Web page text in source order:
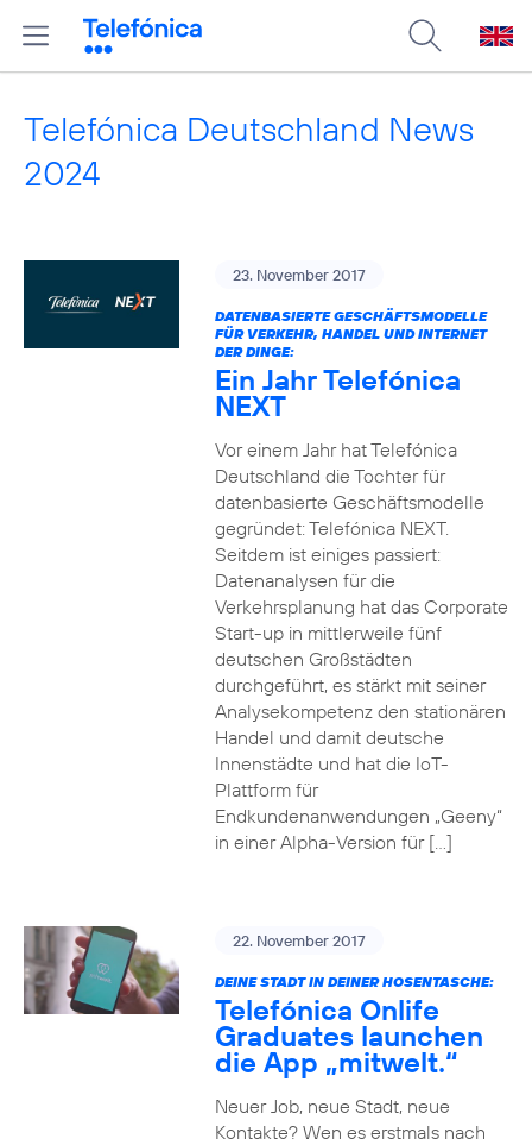
Telefónica Deutschland News
2024
23. November 2017
DATENBASIERTE GESCHÄFTSMODELLE
FÜR VERKEHR, HANDEL UND INTERNET
DER DINGE:
Ein Jahr Telefónica
NEXT
Vor einem Jahr hat Telefónica
Deutschland die Tochter für
datenbasierte Geschäftsmodelle
gegründet: Telefónica NEXT.
Seitdem ist einiges passiert:
Datenanalysen für die
Verkehrsplanung hat das Corporate
Start-up in mittlerweile fünf
deutschen Großstädten
durchgeführt, es stärkt mit seiner
Analysekompetenz den stationären
Handel und damit deutsche
Innenstädte und hat die IoT-
Plattform für
Endkundenanwendungen „Geeny“
in einer Alpha-Version für […]
22. November 2017
DEINE STADT IN DEINER HOSENTASCHE:
Telefónica Onlife
Graduates launchen
die App „mitwelt.“
Neuer Job, neue Stadt, neue
Kontakte? Wen es erstmals nach